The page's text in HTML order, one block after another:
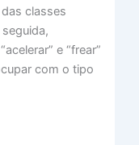
classes
seguida,
e “frear”
com o tipo